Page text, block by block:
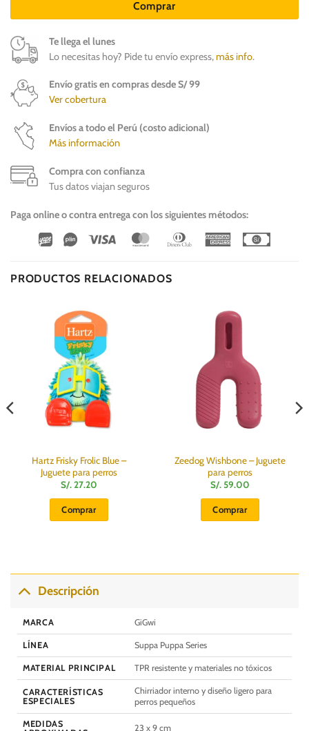
Comprar
Te llega el lunes
Lo necesitas hoy? Pide tu envío express,más info.
Envío gratis en compras desde S/ 99
Ver cobertura
Envíos a todo el Perú (costo adicional)
Más información
Compra con confianza
Tus datos viajan seguros
Paga online o contra entrega con los siguientes métodos:
Wirecard
Vipps Visa MasterCardDinners
American
PRODUCTOS RELACIONADOS
Hartz Frisky Frolic Blue –
Juguete para perros
S/.27.20
Comprar
Zeedog Wishbone – Juguete
para perros
S/. 59.00
Comprar
Descripción
MARCA GiGwi
LÍNEA Suppa Puppa Series
MATERIAL PRINCIPAL TPR resistente y materiales no tóxicos
CARACTERÍSTICAS
ESPECIALES
Chirriador interno y diseño ligero para
perros pequeños
MEDIDAS
23 x 9 cm